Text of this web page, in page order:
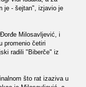
je - šejtan", izjavio je
Milosavljević, i
promenio četiri
radili "Biberče" iz
što rat izaziva u